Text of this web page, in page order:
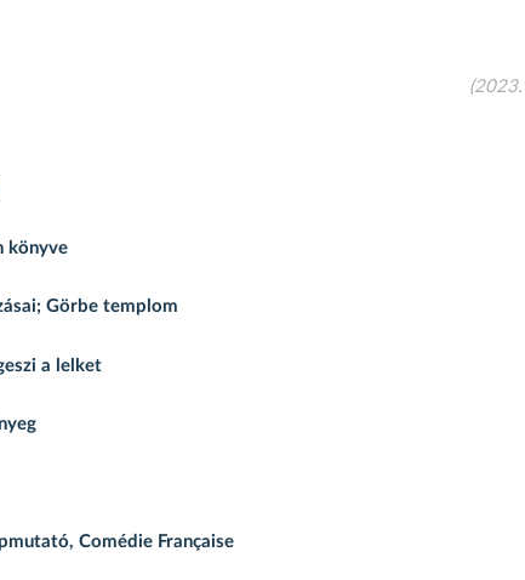
könyve
Görbe templom
a lelket
Comédie Française